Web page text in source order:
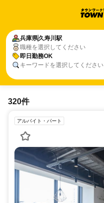
兵庫県久寿川駅
職種を選択してください
即日勤務OK
キーワードを選択してください
320件
アルバイト・パート